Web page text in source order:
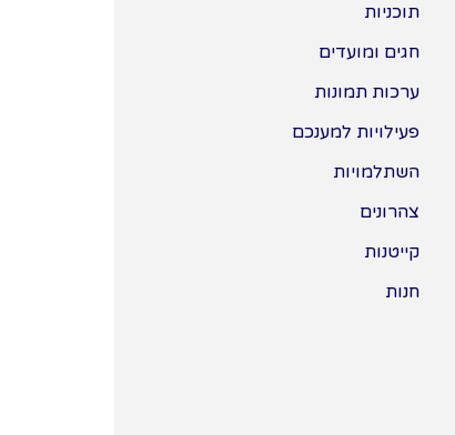
תוכניות
חגים ומועדים
ערכות תמונות
פעילויות למענכם
השתלמויות
צהרונים
קייטנות
חנות